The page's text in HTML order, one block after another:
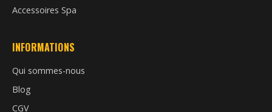
Accessoires Spa
INFORMATIONS
Qui sommes-nous
Blog
CGV